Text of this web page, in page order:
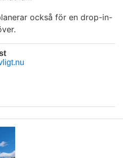
också för en drop-in-